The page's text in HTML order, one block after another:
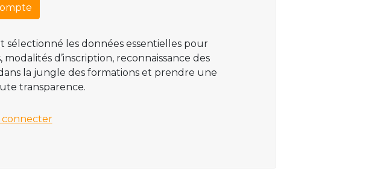
sélectionné les données essentielles pour
d’inscription, reconnaissance des
la jungle des formations et prendre une
transparence.
connecter